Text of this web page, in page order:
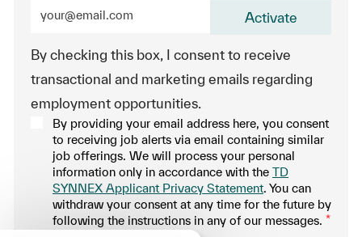
By checking this box, I consent to receive
transactional and marketing emails regarding
employment opportunities.
By providing your email address here, you consent
to receiving job alerts via email containing similar
job offerings. We will process your personal
information only in accordance with the TD
SYNNEX Applicant Privacy Statement. You can
withdraw your consent at any time for the future by
following the instructions in any of our messages. *
Activate